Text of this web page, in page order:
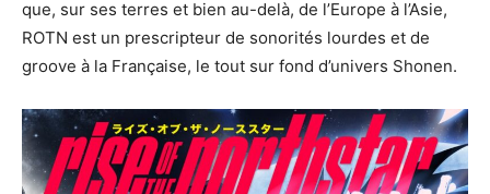
que, sur ses terres et bien au-delà, de l’Europe à l’Asie,
ROTN est un prescripteur de sonorités lourdes et de
groove à la Française, le tout sur fond d’univers Shonen.